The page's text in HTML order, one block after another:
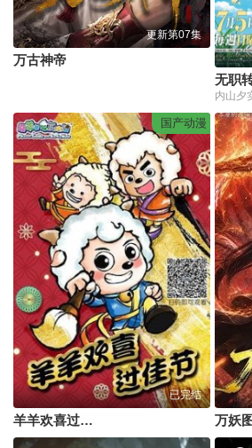
更新第07集
万古神帝
国产动漫
已完结
羊羊欢喜过佳节